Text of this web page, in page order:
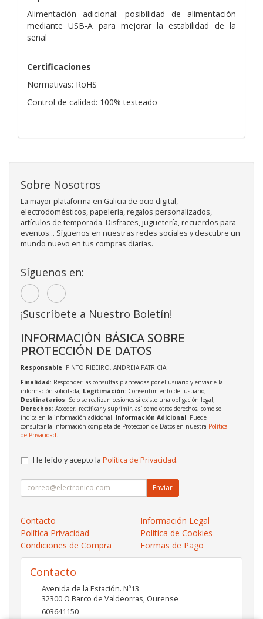
Alimentación adicional: posibilidad de alimentación
mediante USB-A para mejorar la estabilidad de la
señal
Certificaciones
Normativas: RoHS
Control de calidad: 100% testeado
Sobre Nosotros
La mayor plataforma en Galicia de ocio digital,
electrodomésticos, papelería, regalos personalizados,
artículos de temporada. Disfraces, juguetería, recuerdos para
eventos... Síguenos en nuestras redes sociales y descubre un
mundo nuevo en tus compras diarias.
Síguenos en:
¡Suscríbete a Nuestro Boletín!
INFORMACIÓN BÁSICA SOBRE
PROTECCIÓN DE DATOS
Responsable: PINTO RIBEIRO, ANDREIA PATRICIA
Finalidad: Responder las consultas planteadas por el usuario y enviarle la
información solicitada; Legitimación: Consentimiento del usuario;
Destinatarios: Solo se realizan cesiones si existe una obligación legal;
Derechos: Acceder, rectificar y suprimir, así como otros derechos, como se
indica en la información adicional; Información Adicional: Puede
consultar la información completa de Protección de Datos en nuestra Política
de Privacidad
He leído y acepto la Política de Privacidad.
Enviar
Contacto
Información Legal
Política Privacidad
Política de Cookies
Condiciones de Compra
Formas de Pago
Contacto
Avenida de la Estación. Nº13
32300 O Barco de Valdeorras, Ourense
603641150